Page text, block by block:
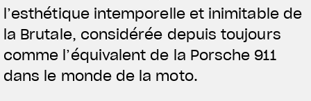
l’esthétique intemporelle et inimitable de
la Brutale, considérée depuis toujours
comme l’équivalent de la Porsche 911
dans le monde de la moto.